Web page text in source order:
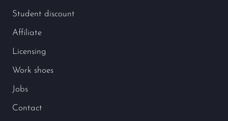
Student discount
Affiliate
Licensing
Work shoes
Jobs
Contact